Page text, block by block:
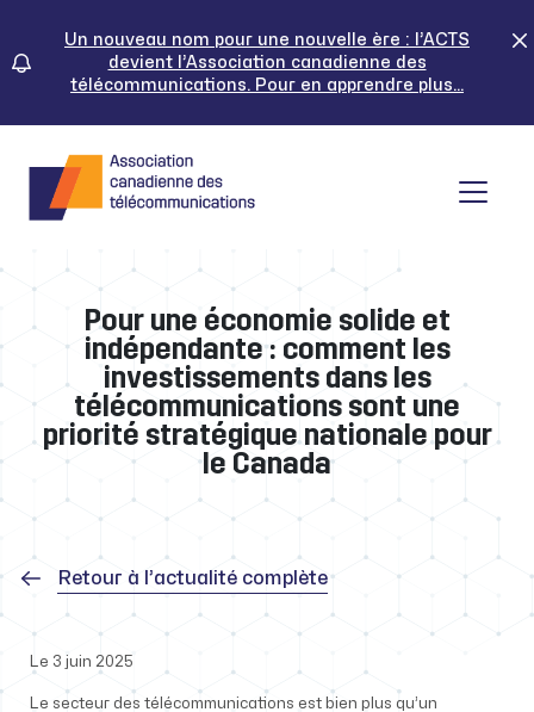
content
Un nouveau nom pour une nouvelle ère : l’ACTS
devient l’Association canadienne des
télécommunications. Pour en apprendre plus...
Pour une économie solide et
indépendante : comment les
investissements dans les
télécommunications sont une
priorité stratégique nationale pour
le Canada
Retour à l’actualité complète
Le 3 juin 2025
Le secteur des télécommunications est bien plus qu’un